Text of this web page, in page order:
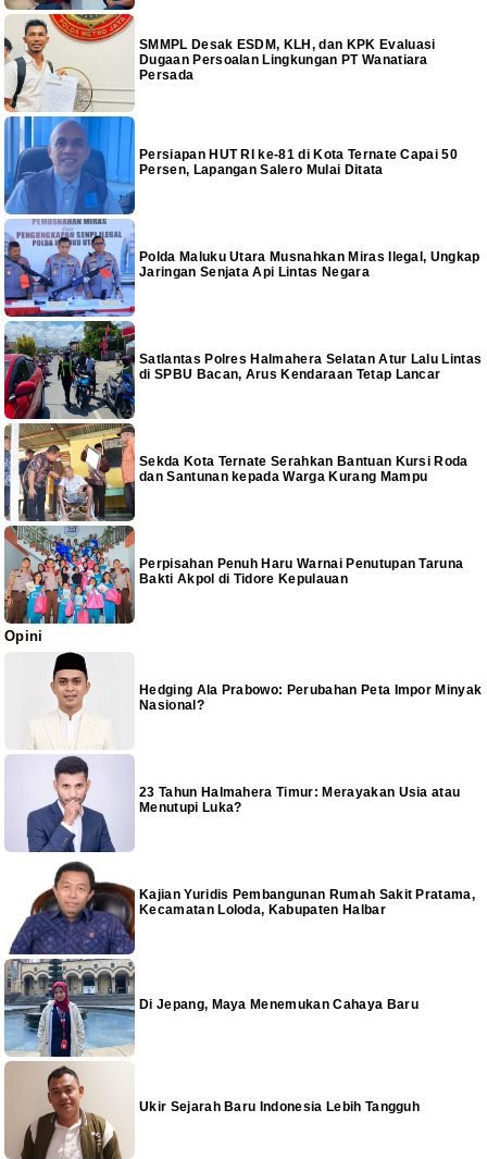
SMMPL Desak ESDM, KLH, dan KPK Evaluasi
Dugaan Persoalan Lingkungan PT Wanatiara
Persada
Persiapan HUT RI ke-81 di Kota Ternate Capai 50
Persen, Lapangan Salero Mulai Ditata
Polda Maluku Utara Musnahkan Miras Ilegal, Ungkap
Jaringan Senjata Api Lintas Negara
Satlantas Polres Halmahera Selatan Atur Lalu Lintas
di SPBU Bacan, Arus Kendaraan Tetap Lancar
Sekda Kota Ternate Serahkan Bantuan Kursi Roda
dan Santunan kepada Warga Kurang Mampu
Perpisahan Penuh Haru Warnai Penutupan Taruna
Bakti Akpol di Tidore Kepulauan
Opini
Hedging Ala Prabowo: Perubahan Peta Impor Minyak
Nasional?
23 Tahun Halmahera Timur: Merayakan Usia atau
Menutupi Luka?
Kajian Yuridis Pembangunan Rumah Sakit Pratama,
Kecamatan Loloda, Kabupaten Halbar
Di Jepang, Maya Menemukan Cahaya Baru
Ukir Sejarah Baru Indonesia Lebih Tangguh